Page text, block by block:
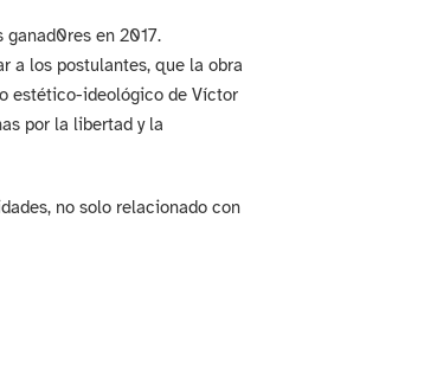
en 2017.
a los postulantes, que la obra
estético-ideológico de Víctor
por la libertad y la
no solo relacionado con